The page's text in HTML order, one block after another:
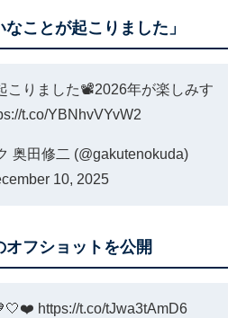
ことが起こりました」
こりました📽️2026年が楽しみす
t.co/YBNhvVYvW2
奥田修二 (@gakutenokuda)
10, 2025
フショットを公開
https://t.co/tJwa3tAmD6